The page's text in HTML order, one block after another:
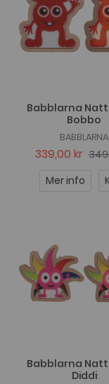
Babblarna
Bobbo
BABBLARNA
339,00 kr
Mer info
Babblarna
Diddi